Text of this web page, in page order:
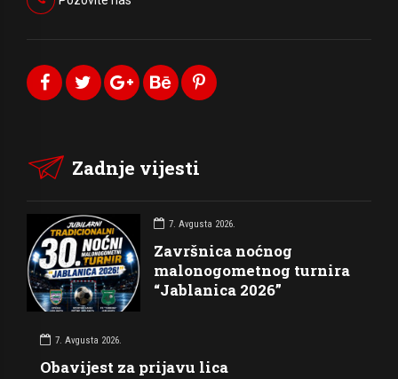
Zadnje vijesti
7. Avgusta 2026.
Završnica noćnog
malonogometnog turnira
“Jablanica 2026”
7. Avgusta 2026.
Obavijest za prijavu lica